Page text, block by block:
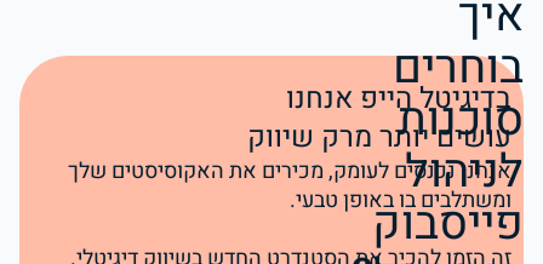
בדיגיטל הייפ אנחנו
עושים יותר מרק שיווק
אנחנו נכנסים לעומק, מכירים את האקוסיסטים שלך
ומשתלבים בו באופן טבעי.
איך
בוחרים
סוכנות
לניהול
פייסבוק